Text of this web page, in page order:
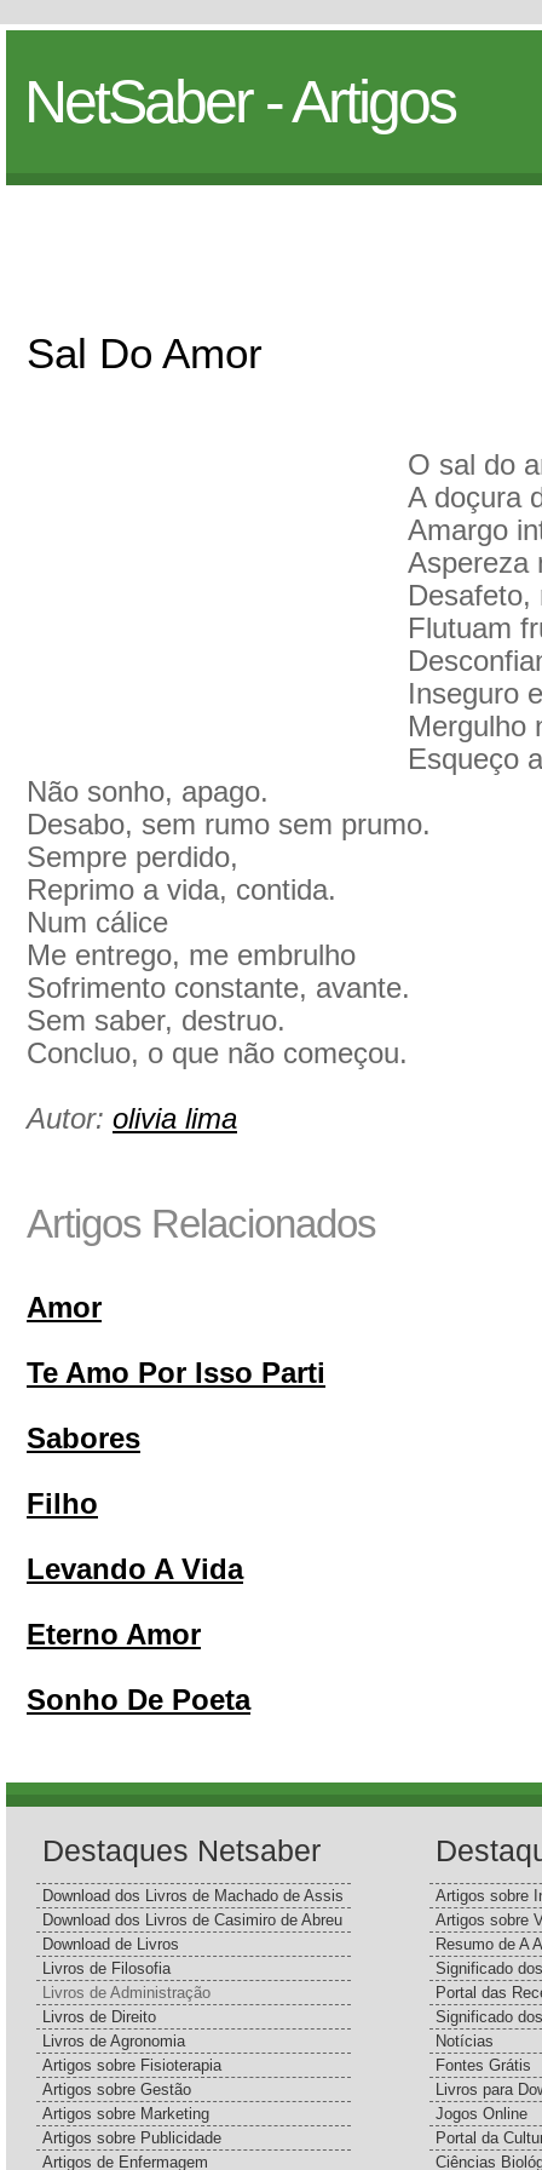
NetSaber - Artigos
Sal Do Amor
O sal do
A doçura
Amargo
Aspereza
Desafeto,
Flutuam
Inseguro
Mergulho
Esqueço
Não sonho, apago.
Desabo, sem rumo sem prumo.
Sempre perdido,
Reprimo a vida, contida.
Num cálice
Me entrego, me embrulho
Sofrimento constante, avante.
Sem saber, destruo.
Concluo, o que não começou.
Autor: olivia lima
Artigos Relacionados
Amor
Te Amo Por Isso Parti
Sabores
Filho
Levando A Vida
Eterno Amor
Sonho De Poeta
Destaques Netsaber
Download dos Livros de Machado de Assis
Download dos Livros de Casimiro de Abreu
Download de Livros
Livros de Filosofia
Livros de Administração
Livros de Direito
Livros de Agronomia
Artigos sobre Fisioterapia
Artigos sobre Gestão
Artigos sobre Marketing
Artigos sobre Publicidade
Artigos de Enfermagem
Artigos sobre
Artigos sobre
Resumo de A
Significado
Portal das
Significado
Notícias
Fontes Grátis
Livros para
Jogos Online
Portal da
Ciências